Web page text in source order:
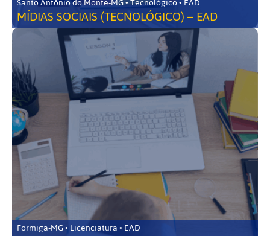
MÍDIAS SOCIAIS (TECNOLÓGICO) – EAD
Formiga-MG • Licenciatura • EAD